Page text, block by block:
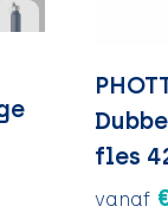
fles
vanaf